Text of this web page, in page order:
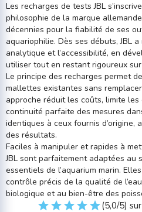
Les recharges de tests JBL
philosophie de la marque
décennies pour la fiabilité de ses
aquariophilie. Dès ses débuts, JBL
analytique et l’accessibilité, en
utiliser tout en restant rigoureux
Le principe des recharges permet
mallettes existantes sans
approche réduit les coûts, limite
continuité parfaite des mesures
identiques à ceux fournis d’origine,
des résultats.
Faciles à manipuler et rapides à
JBL sont parfaitement adaptées au
essentiels de l’aquarium marin.
contrôle précis de la qualité de
biologique et au bien-être des
(5,0/5)